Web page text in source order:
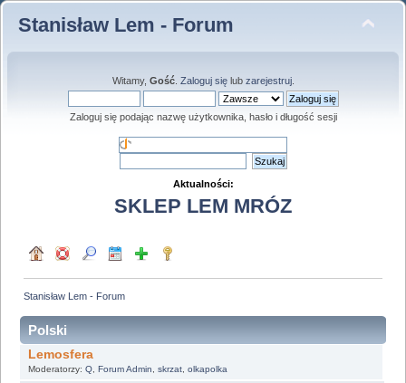
Stanisław Lem - Forum
Witamy, Gość. Zaloguj sięlub zarejestruj.
Zaloguj się podając nazwę użytkownika, hasło i długość sesji
Aktualności:
SKLEP LEM MRÓZ
Stanisław Lem - Forum
Polski
Lemosfera
Moderatorzy: Q, Forum Admin skrzat, olkapolka